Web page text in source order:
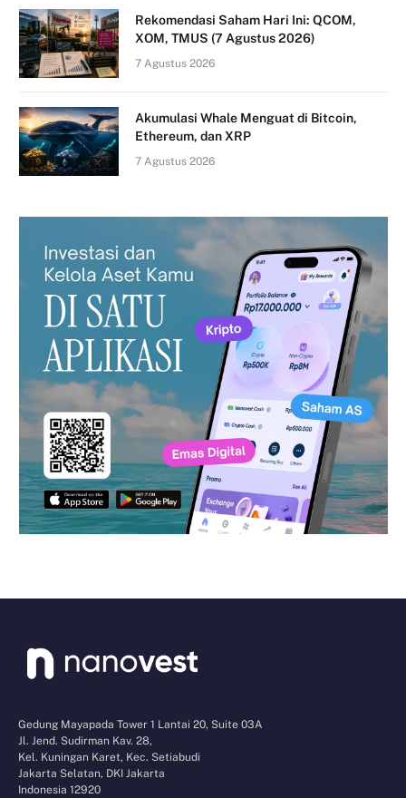
Rekomendasi Saham Hari Ini: QCOM,
XOM, TMUS (7 Agustus 2026)
7 Agustus 2026
Akumulasi Whale Menguat di Bitcoin,
Ethereum, dan XRP
7 Agustus 2026
Gedung Mayapada Tower 1 Lantai 20, Suite 03A
Jl. Jend. Sudirman Kav. 28,
Kel. Kuningan Karet, Kec. Setiabudi
Jakarta Selatan, DKI Jakarta
Indonesia 12920